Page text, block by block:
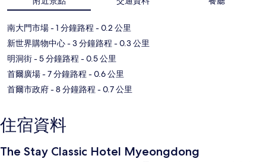
南大門市場- 1 分鐘路程 - 0.2 公里
新世界購物中心- 3 分鐘路程 - 0.3 公里
明洞街- 5 分鐘路程 - 0.5 公里
首爾廣場- 7 分鐘路程 - 0.6 公里
首爾市政府- 8 分鐘路程 - 0.7 公里
住宿資料
The Stay Classic Hotel Myeongdong